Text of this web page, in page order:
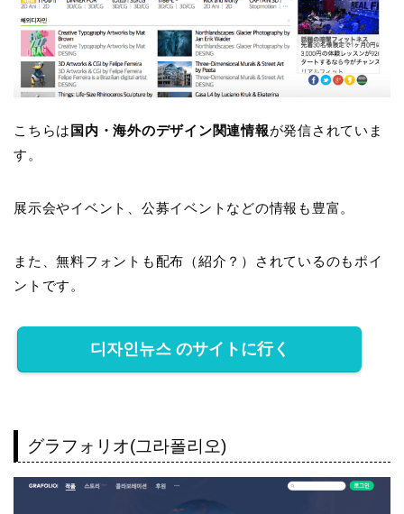
こちらは 国内・海外のデザイン関連情報が発信されていま
す。
展示会やイベント、公募イベントなどの情報も豊富。
また、無料フォントも配布（紹介？）されているのもポイ
ントです。
디자인뉴스 のサイトに行く
グラフォリオ(그라폴리오)